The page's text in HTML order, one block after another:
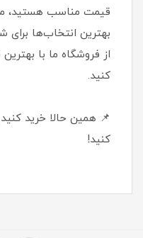
بهترین انتخاب‌ها
از فروشگاه ما با
کنید.
📌 همین حالا خرید
کنید!